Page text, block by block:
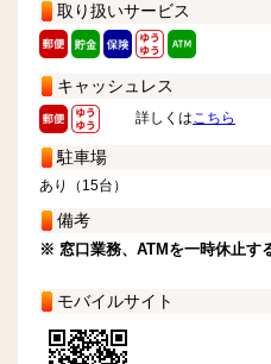
取り扱いサービス
キャッシュレス
詳しくはこちら
駐車場
あり（15台）
備考
※ 窓口業務、ATMを一時休止す
モバイルサイト